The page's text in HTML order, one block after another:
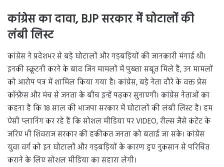
कांग्रेस का दावा, BJP सरकार में घोटालों की
लंबी लिस्ट
कांग्रेस ने प्रदेशभर से बड़े घोटालों और गड़बड़ियों की जानकारी मंगाई थी।
इनकी स्क्रूटनी करने के बाद जिन मामलों में पुख्ता सबूत मिले हैं, उन मामलों
को आरोप पत्र में शामिल किया गया है। कांग्रेस, बड़े नेता दौरे के वक्त प्रेस
कॉन्फ्रेंस और मंच से जनता के बीच इन्हें पढ़कर सुनाएगी। कांग्रेस नेताओं का
कहना है कि 18 साल की भाजपा सरकार में घोटालों की लंबी लिस्ट है। हम
ऐसी प्लानिंग कर रहे हैं कि सोशल मीडिया पर VIDEO, रील्स जैसे कंटेंट के
जरिए भी शिवराज सरकार की हकीकत जनता को बताई जा सके। कांग्रेस
युवा वर्ग को इन घोटालों और गड़बड़ियों के कारण हुए नुकसान से परिचित
कराने के लिए सोशल मीडिया का सहारा लेगी।